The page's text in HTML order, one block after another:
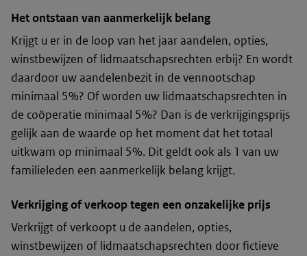
Het ontstaan van aanmerkelijk belang
Krijgt u er in de loop van het jaar aandelen, opties,
winstbewijzen of lidmaatschapsrechten erbij? En wordt
daardoor uw aandelenbezit in de vennootschap
minimaal 5%? Of worden uw lidmaatschapsrechten in
de coöperatie minimaal 5%? Dan is de verkrijgingsprijs
gelijk aan de waarde op het moment dat het totaal
uitkwam op minimaal 5%. Dit geldt ook als 1 van uw
familieleden een aanmerkelijk belang krijgt.
Verkrijging of verkoop tegen een onzakelijke prijs
Verkrijgt of verkoopt u de aandelen, opties,
winstbewijzen of lidmaatschapsrechten door fictieve